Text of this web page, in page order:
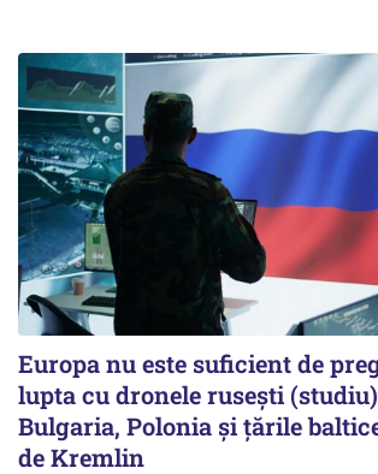
Europa nu este suficient de
lupta cu dronele rusești
Bulgaria, Polonia și țările
de Kremlin